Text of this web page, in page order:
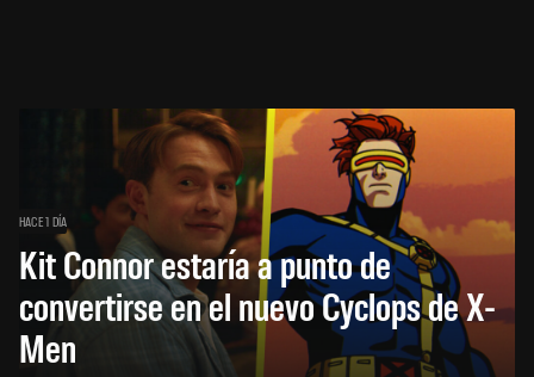
HACE 1 DÍA
Kit Connor estaría a punto de
convertirse en el nuevo Cyclops de X-
Men